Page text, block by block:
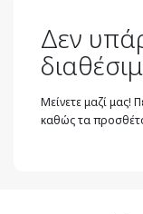
Δεν
Μείνετε μαζί μας!
καθώς τα